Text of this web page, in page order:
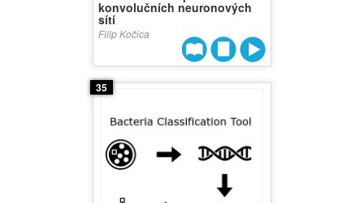
konvolučních neuronových
sítí
Filip Kočica
35